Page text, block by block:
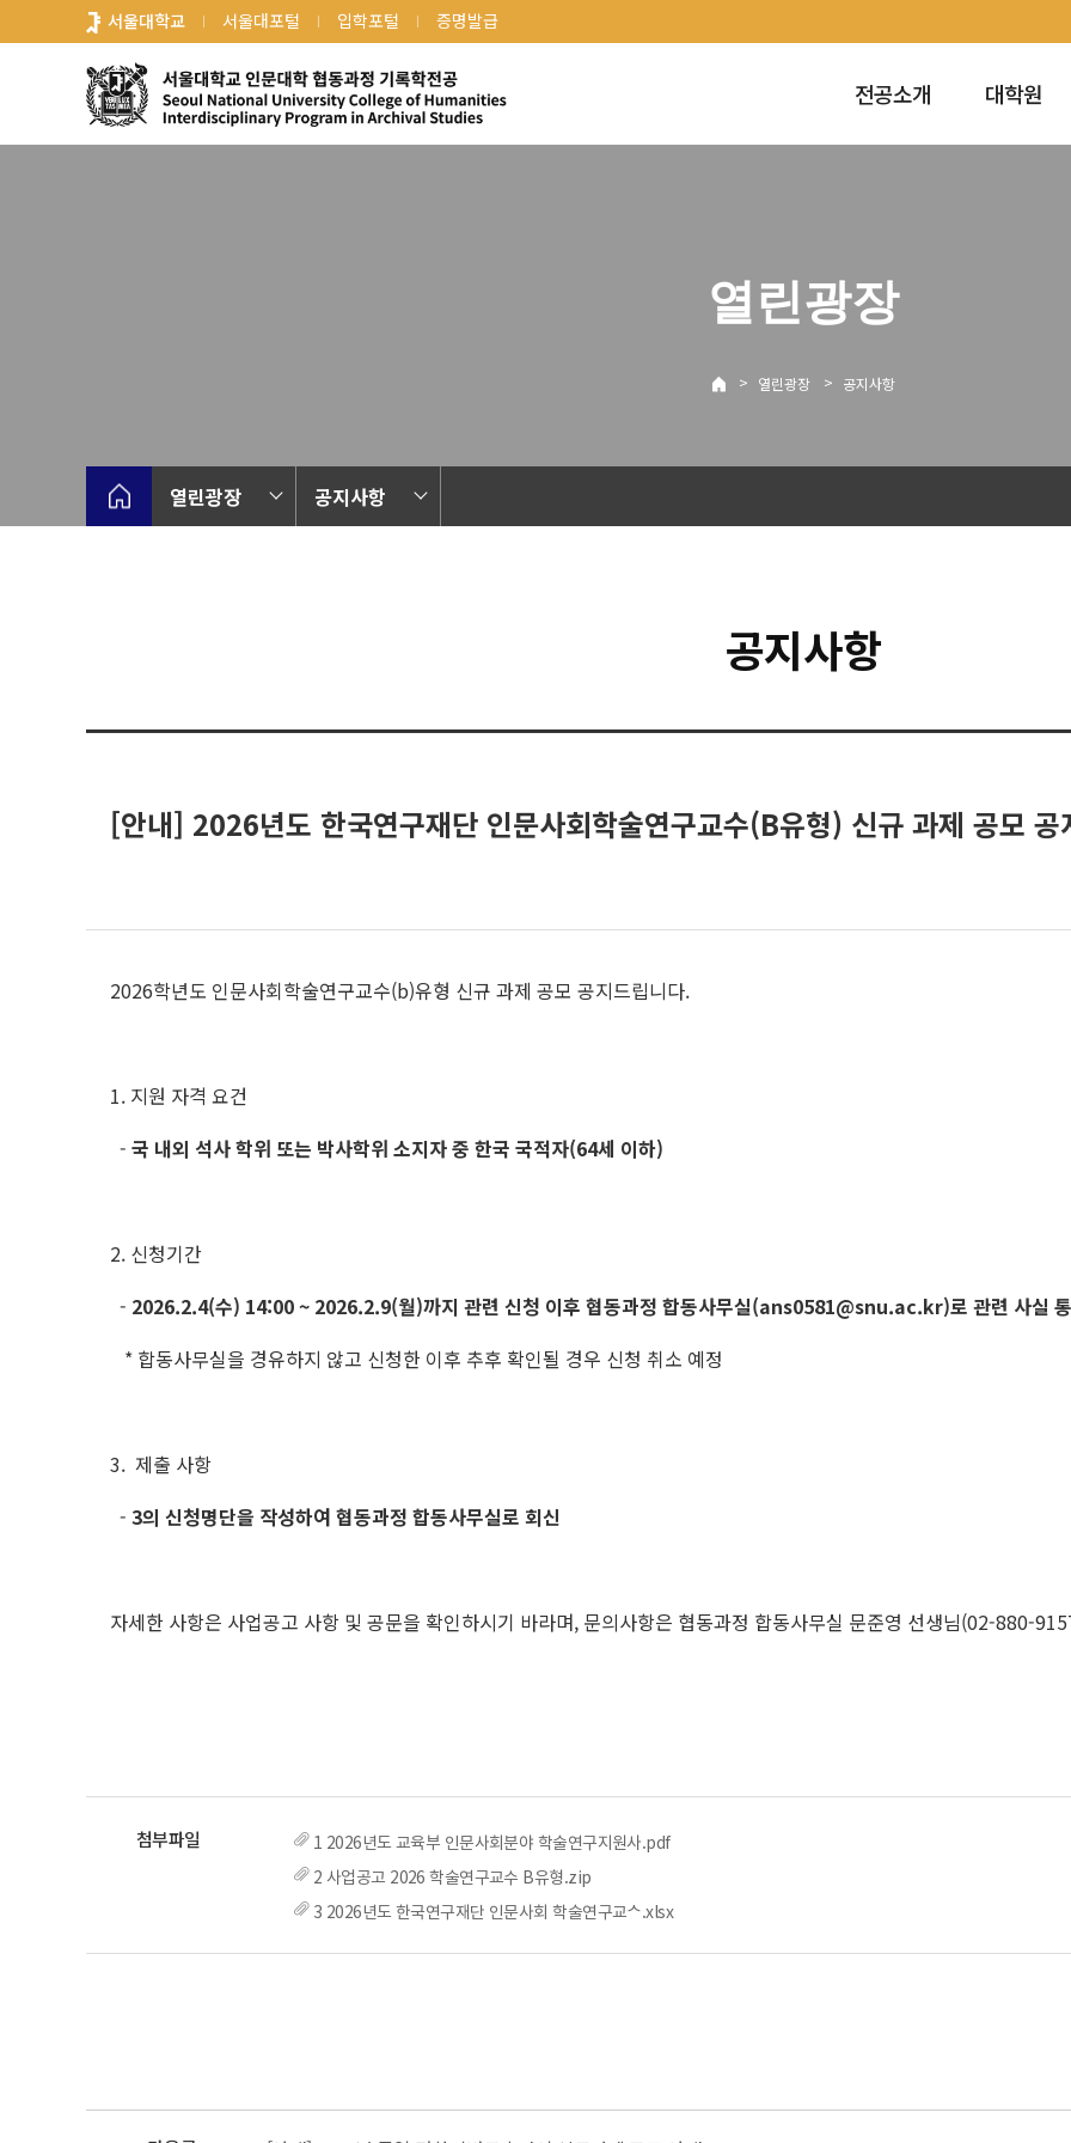
로
서울대학교 서울대포털 입학포털 증명발급
전공소개 대학원
열린광장
> 열린광장 > 공지사항
열린광장 공지사항
공지사항
[안내] 2026년도 한국연구재단 인문사회학술연구교수(B유형) 신규 과제 공모 공
2026학년도 인문사회학술연구교수(b)유형 신규 과제 공모 공지드립니다.
1. 지원 자격 요건
- 국 내외 석사 학위 또는 박사학위 소지자 중 한국 국적자(64세 이하)
2. 신청기간
- 2026.2.4(수) 14:00 ~ 2026.2.9(월)까지 관련 신청 이후 협동과정 합동사무실(ans0581@snu.ac.kr)로 관련 사실
* 합동사무실을 경유하지 않고 신청한 이후 추후 확인될 경우 신청 취소 예정
3. 제출 사항
- 3의 신청명단을 작성하여 협동과정 합동사무실로 회신
자세한 사항은 사업공고 사항 및 공문을 확인하시기 바라며, 문의사항은 협동과정 합동사무실 문준영 선생님(02-880-
1 2026년도 교육부 인문사회분야 학술연구지원사.pdf
2 사업공고 2026 학술연구교수 B유형.zip
3 2026년도 한국연구재단 인문사회 학술연구교ᄉ.xlsx